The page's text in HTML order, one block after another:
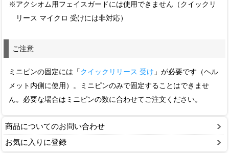
※アクシオム用フェイスガードには使用できません（クイックリ
リース マイクロ 受けには非対応）
ご注意
ミニピンの固定には「 クイックリリース 受け 」が必要です（ヘル
メット内側に使用）。ミニピンのみで固定することはできませ
ん。必要な場合はミニピンの数に合わせてご注文ください。
商品についてのお問い合わせ
お気に入りに登録